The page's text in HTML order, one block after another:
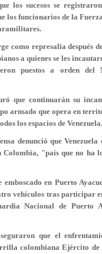
los sucesos se
los funcionarios de la
como represalia después
a quienes se les
puestos a orden
que continuarán su
armado que opera en
los espacios de Venezuela.
denunció que Venezuela
Colombia, "país que no ha
en Puerto
vehículos tras participar
Nacional de Puerto
que el
colombiana Ejército